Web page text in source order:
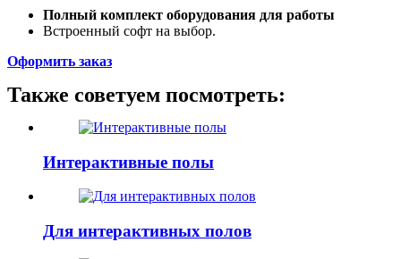
Полный комплект оборудования для работы
Встроенный софт на выбор.
Оформить заказ
Также советуем посмотреть:
Интерактивные полы
Для интерактивных полов